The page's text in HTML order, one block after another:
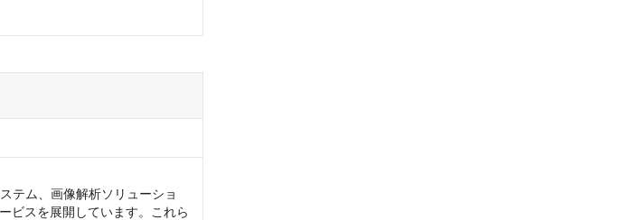
テム、画像解析ソリューショ
ビスを展開しています。これら